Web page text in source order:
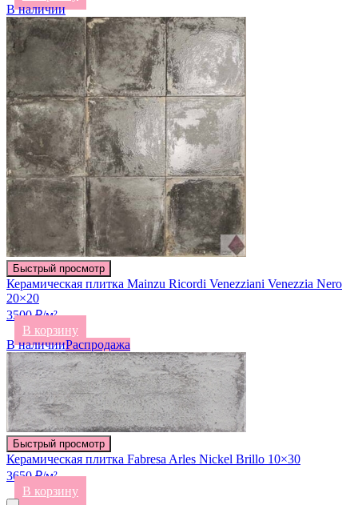
В наличии
Быстрый просмотр
Керамическая плитка Mainzu Ricordi Venezziani Venezzia Nero
20×20
3500 ₽/м²
В корзину
В наличииРаспродажа
Быстрый просмотр
Керамическая плитка Fabresa Arles Nickel Brillo 10×30
3650 ₽/м²
В корзину